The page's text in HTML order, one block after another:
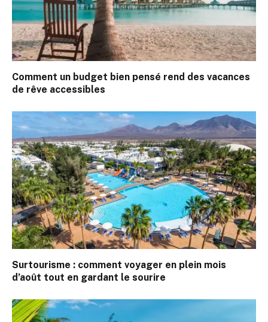
Comment un budget bien pensé rend des vacances
de rêve accessibles
Surtourisme : comment voyager en plein mois
d’août tout en gardant le sourire